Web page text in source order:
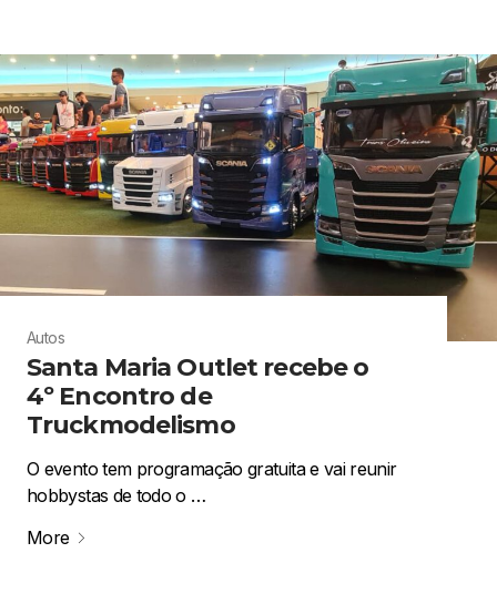
Autos
Santa Maria Outlet recebe o
4º Encontro de
Truckmodelismo
O evento tem programação gratuita e vai reunir
hobbystas de todo o …
More